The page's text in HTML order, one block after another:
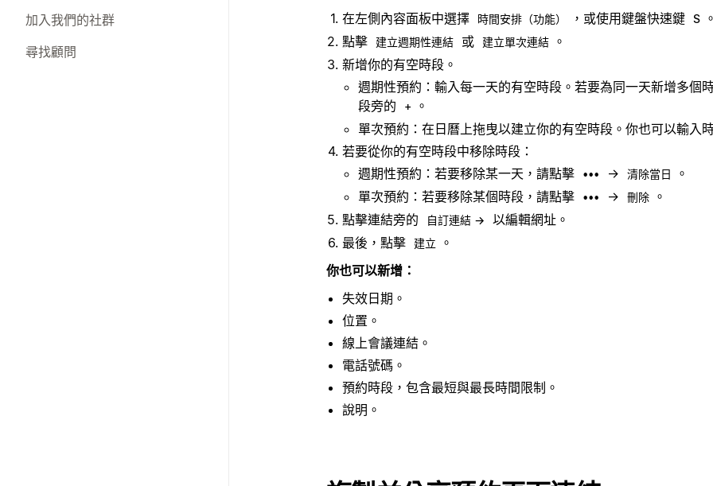
加入我們的社群
尋找顧問
在左側內容面板中選擇
時間安排（功能） ，或使用鍵盤快速鍵 S
點擊 建立週期性連結 或 建立單次連結 。
新增你的有空時段。
週期性預約：輸入每一天的有空時段。若要為同一天新增多個
段旁的
+
。
單次預約：在日曆上拖曳以建立你的有空時段。你也可以輸入
若要從你的有空時段中移除時段：
週期性預約：若要移除某一天，請點擊
••• → 清除當日
。
單次預約：若要移除某個時段，請點擊
••• → 刪除 。
點擊連結旁的
自訂連結 →
以編輯網址。
最後，點擊 建立
。
你也可以新增：
失效日期。
位置。
線上會議連結。
電話號碼。
預約時段，包含最短與最長時間限制。
說明。